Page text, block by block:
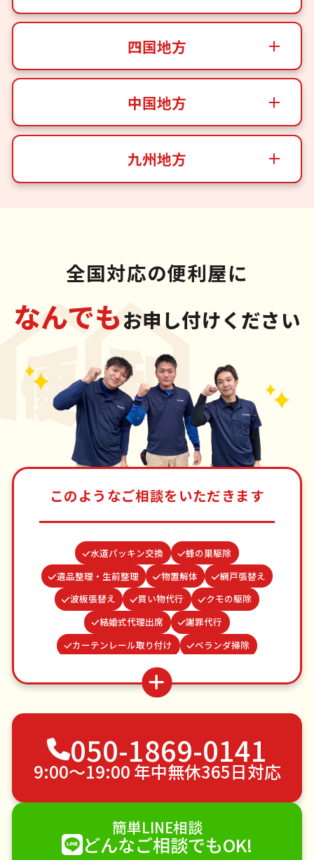
四国地方
中国地方
九州地方
全国対応の便利屋に
なんでもお申し付けください
このようなご相談をいただきます
水道パッキン交換
蜂の巣駆除
遺品整理・生前整理
物置解体
網戸張替え
波板張替え
買い物代行
クモの駆除
結婚式代理出席
謝罪代行
カーテンレール取り付け
ベランダ掃除
つた・ツルの撤去
場所取り代行
お庭の水やり
雨どい修理・掃除
病院付き添い
並び代行
家具組立
不用品回収
家具の移動
引っ越し
植木の剪定
植木の伐採
手すり取り付け
ペットのお世話
エアコンクリーニング
DIY・日曜大工
ハウスクリーニング
雪かき・雪下ろし
襖（ふすま）の張替え
空き家管理
各種代行
050-1869-0141
9:00〜19:00 年中無休365日対応
簡単LINE相談
どんなご相談でもOK!